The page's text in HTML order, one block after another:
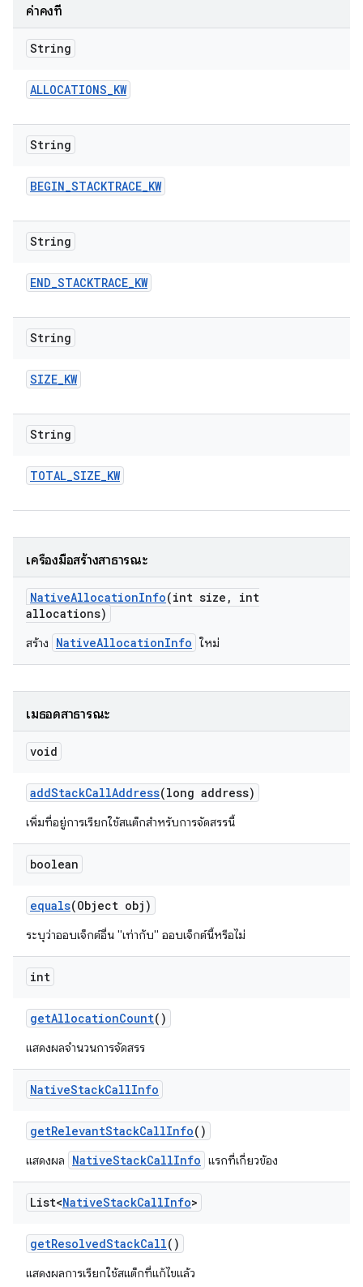
ค่าคงที่
String
ALLOCATIONS_KW
String
BEGIN_STACKTRACE_KW
String
END_STACKTRACE_KW
String
SIZE_KW
String
TOTAL_SIZE_KW
เครื่องมือสร้างสาธารณะ
NativeAllocationInfo(int size ,
int
allocations)
สร้าง NativeAllocationInfo ใหม่
เมธอดสาธารณะ
void
addStackCallAddress(long address)
เพิ่มที่อยู่การเรียกใช้สแต็กสำหรับการจัดสรรนี้
boolean
equals(Object obj)
ระบุว่าออบเจ็กต์อื่น "เท่ากับ" ออบเจ็กต์นี้หรือไม่
int
getAllocationCount()
แสดงผลจำนวนการจัดสรร
NativeStackCallInfo
getRelevantStackCallInfo()
แสดงผล NativeStackCallInfo แรกที่เกี่ยวข้อง
List<NativeStackCallInfo>
getResolvedStackCall()
แสดงผลการเรียกใช้สแต็กที่แก้ไขแล้ว